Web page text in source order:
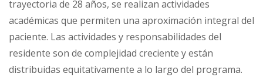
trayectoria de 28 años, se realizan actividades
académicas que permiten una aproximación integral del
paciente. Las actividades y responsabilidades del
residente son de complejidad creciente y están
distribuidas equitativamente a lo largo del programa.